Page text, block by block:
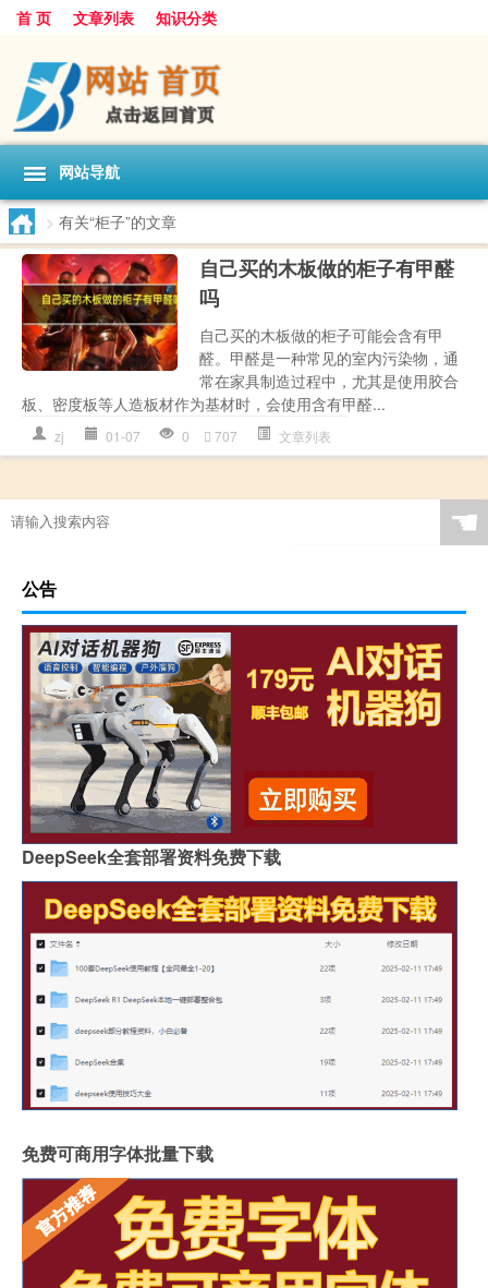
首 页 文章列表 知识分类
网站导航
> 有关“柜子”的文章
自己买的木板做的柜子有甲醛
吗
自己买的木板做的柜子可能会含有甲
醛。甲醛是一种常见的室内污染物，通
常在家具制造过程中，尤其是使用胶合
板、密度板等人造板材作为基材时，会使用含有甲醛...
zj 01-07 0 707 文章列表
☚
公告
DeepSeek全套部署资料免费下载
免费可商用字体批量下载